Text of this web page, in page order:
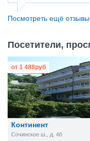
Посмотреть ещё отзывы
Посетители,
Континент
Сочинское ш., д. 4б
от 1 488руб